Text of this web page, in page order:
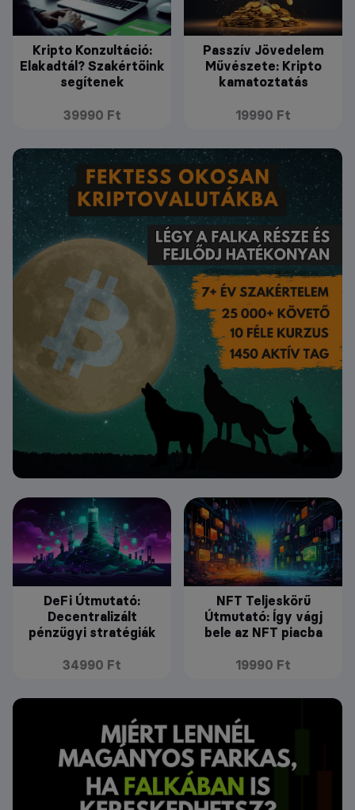
Kripto Konzultáció:
Elakadtál? Szakértőink
segítenek
39990 Ft
Passzív Jövedelem
Művészete: Kripto
kamatoztatás
19990 Ft
DeFi Útmutató:
Decentralizált
pénzügyi stratégiák
34990 Ft
NFT Teljeskörű
Útmutató: Így vágj
bele az NFT piacba
19990 Ft